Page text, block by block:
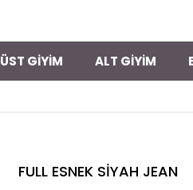
ÜST GİYİM ALT GİYİM
FULL ESNEK SİYAH JEAN